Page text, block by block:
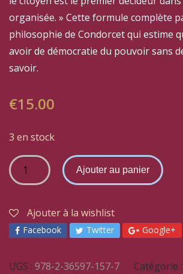
organisée. » Cette formule complète
philosophie de Condorcet qui estime
avoir de démocratie du pouvoir sans
savoir.
€15.00
3 en stock
Ajouter au panier
Ajouter à la wishlist
Facebook Twitter Google+
UGS : 978-2-36597-157-7 Catégorie :